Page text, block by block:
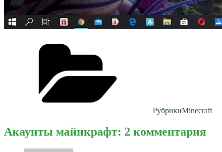
РубрикиMinecraft
Акаунты майнкрафт: 2 комментария